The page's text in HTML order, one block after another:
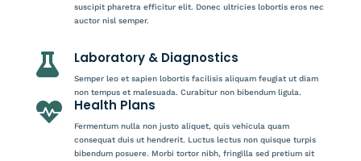
suscipit pharetra efficitur elit. Donec ultricies lobortis eros nec
auctor nisl semper.
 Laboratory & Diagnostics
Semper leo et sapien lobortis facilisis aliquam feugiat ut diam
non tempus et malesuada. Curabitur non bibendum ligula.
 Health Plans
Fermentum nulla non justo aliquet, quis vehicula quam
consequat duis ut hendrerit. Luctus lectus non quisque turpis
bibendum posuere. Morbi tortor nibh, fringilla sed pretium sit